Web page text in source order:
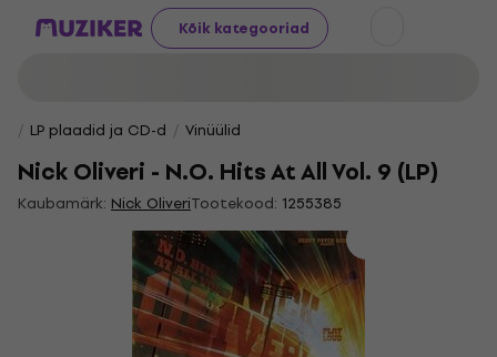
Kõik kategooriad
LP plaadid ja CD-d Vinüülid
Nick Oliveri - N.O. Hits At All Vol. 9 (LP)
Kaubamärk: Nick OliveriTootekood: 1255385